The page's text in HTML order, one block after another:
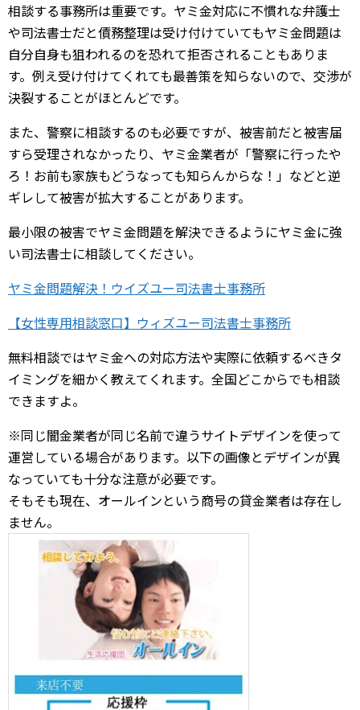
相談する事務所は重要です。ヤミ金対応に不慣れな弁護士
や司法書士だと債務整理は受け付けていてもヤミ金問題は
自分自身も狙われるのを恐れて拒否されることもありま
す。例え受け付けてくれても最善策を知らないので、交渉が
決裂することがほとんどです。
また、警察に相談するのも必要ですが、被害前だと被害届
すら受理されなかったり、ヤミ金業者が「警察に行ったや
ろ！お前も家族もどうなっても知らんからな！」などと逆
ギレして被害が拡大することがあります。
最小限の被害でヤミ金問題を解決できるようにヤミ金に強
い司法書士に相談してください。
ヤミ金問題解決！ウイズユー司法書士事務所
【女性専用相談窓口】ウィズユー司法書士事務所
無料相談ではヤミ金への対応方法や実際に依頼するべきタ
イミングを細かく教えてくれます。全国どこからでも相談
できますよ。
※同じ闇金業者が同じ名前で違うサイトデザインを使って
運営している場合があります。以下の画像とデザインが異
なっていても十分な注意が必要です。
そもそも現在、オールインという商号の貸金業者は存在し
ません。